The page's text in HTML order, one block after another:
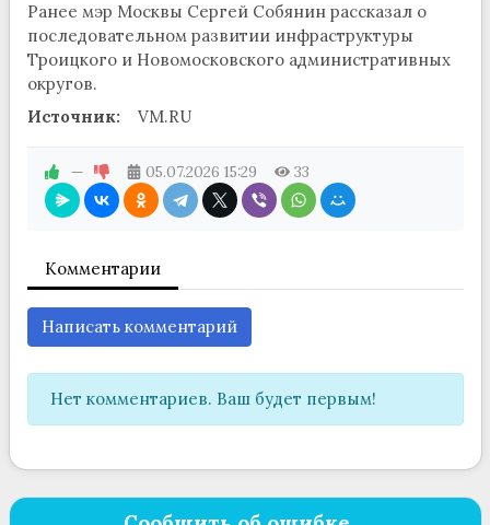
Ранее мэр Москвы Сергей Собянин рассказал о
последовательном развитии инфраструктуры
Троицкого и Новомосковского административных
округов.
Источник:
VM.RU
— 05.07.2026 15:29 33
Комментарии
Написать комментарий
Нет комментариев. Ваш будет первым!